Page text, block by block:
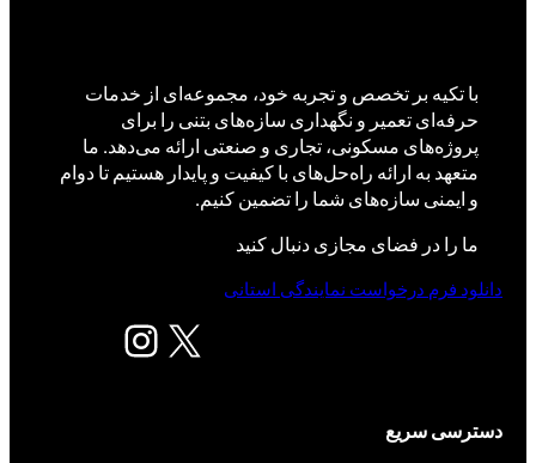
با تکیه بر تخصص و تجربه خود، مجموعه‌ای از خدمات
حرفه‌ای تعمیر و نگهداری سازه‌های بتنی را برای
پروژه‌های مسکونی، تجاری و صنعتی ارائه می‌دهد. ما
متعهد به ارائه راه‌حل‌های با کیفیت و پایدار هستیم تا دوام
و ایمنی سازه‌های شما را تضمین کنیم.
ما را در فضای مجازی دنبال کنید
X اینستاگرم
دانلود فرم درخواست نمایندگی استانی
دسترسی سریع